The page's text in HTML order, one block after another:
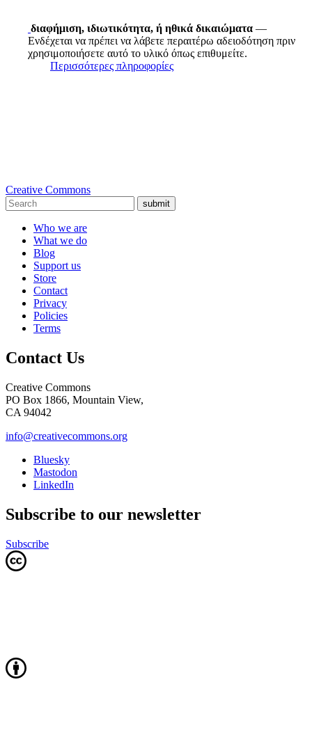
διαφήμιση, ιδιωτικότητα, ή ηθικά δικαιώματα —
Ενδέχεται να πρέπει να λάβετε περαιτέρω αδειοδότηση πριν
χρησιμοποιήσετε αυτό το υλικό όπως επιθυμείτε.
Περισσότερες πληροφορίες
Creative Commons
submit
Who we are
What we do
Blog
Support us
Store
Contact
Privacy
Policies
Terms
Contact Us
Creative Commons
PO Box 1866, Mountain View,
CA 94042
info@creativecommons.org
Bluesky
Mastodon
LinkedIn
Subscribe to our newsletter
Subscribe